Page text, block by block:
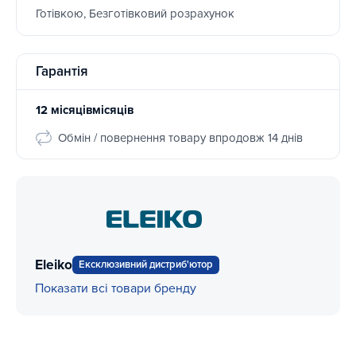
Готівкою, Безготівковий розрахунок
Гарантія
12 місяцівмісяців
Обмін / повернення товару впродовж 14 днів
Eleiko Ексклюзивний дистриб'ютор
Показати всі товари бренду